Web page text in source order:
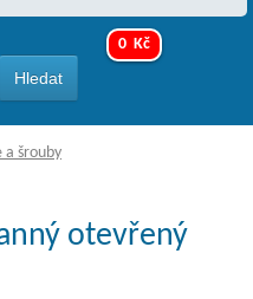
0 Kč
a šrouby
otevřený